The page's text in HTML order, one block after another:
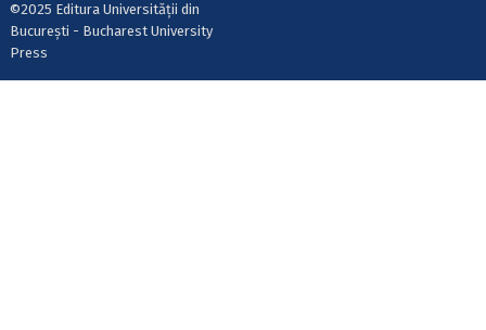
©2025 Editura Universității din
București - Bucharest University
Press